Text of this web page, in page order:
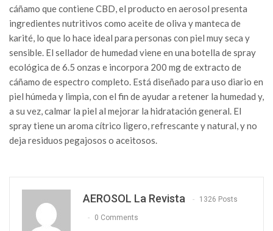
cáñamo que contiene CBD, el producto en aerosol presenta
ingredientes nutritivos como aceite de oliva y manteca de
karité, lo que lo hace ideal para personas con piel muy seca y
sensible. El sellador de humedad viene en una botella de spray
ecológica de 6.5 onzas e incorpora 200 mg de extracto de
cáñamo de espectro completo. Está diseñado para uso diario en
piel húmeda y limpia, con el fin de ayudar a retener la humedad y,
a su vez, calmar la piel al mejorar la hidratación general. El
spray tiene un aroma cítrico ligero, refrescante y natural, y no
deja residuos pegajosos o aceitosos.
AEROSOL La Revista 1326 Posts
0 Comments